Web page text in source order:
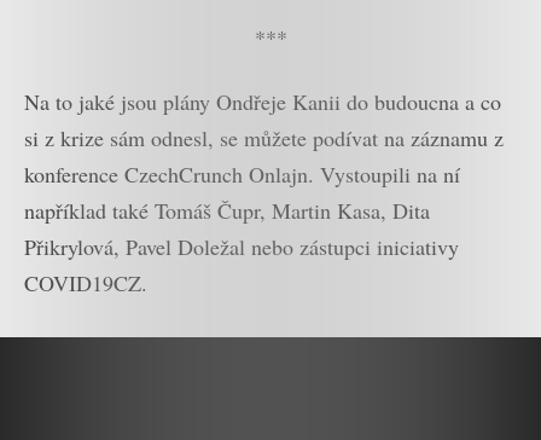
***
Na to jaké jsou plány Ondřeje Kanii do budoucna a co
si z krize sám odnesl, se můžete podívat na záznamu z
konference CzechCrunch Onlajn. Vystoupili na ní
například také Tomáš Čupr, Martin Kasa, Dita
Přikrylová, Pavel Doležal nebo zástupci iniciativy
COVID19CZ.